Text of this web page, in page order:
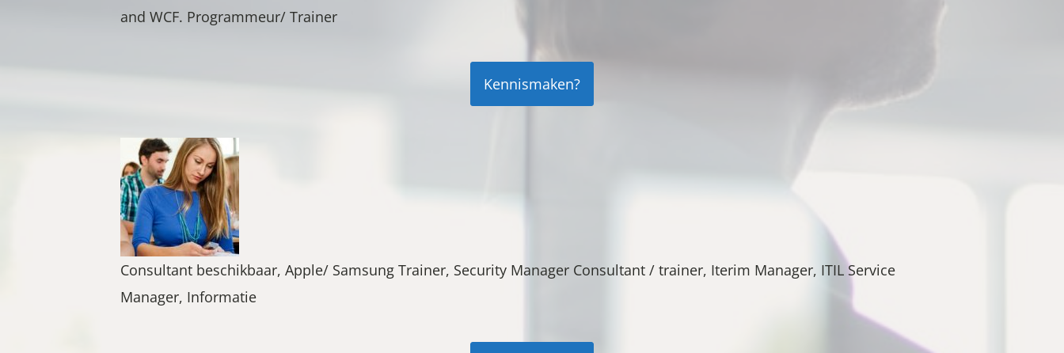
and WCF. Programmeur/ Trainer
Kennismaken?
Consultant beschikbaar, Apple/ Samsung Trainer, Security Manager Consultant / trainer, Iterim Manager, ITIL Service
Manager, Informatie